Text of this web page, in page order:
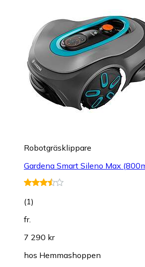
Robotgräsklippare
Gardena Smart Sileno Max
(1)
fr.
7 290 kr
hos Hemmashoppen